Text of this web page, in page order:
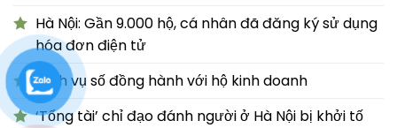
Hà Nội: Gần 9.000 hộ, cá nhân đã đăng ký sử dụng
hóa đơn điện tử
Dịch vụ số đồng hành với hộ kinh doanh
‘Tổng tài’ chỉ đạo đánh người ở Hà Nội bị khởi tố